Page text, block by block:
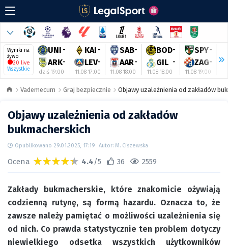
Wyniki na
żywo
20 live
Wszystkie
UNI -
ARK-
dziś 19:00
KAI -
LEV-
11.08 17:00
SAB-
AAR-
11.08 18:00
BOD-
GIL -
11.08 18:00
SPY-
ZAG-
11.08 19:00
Vademecum Graj bezpiecznie Objawy uzależnienia od zakładów
Objawy uzależnienia od zakładów
bukmacherskich
Opublikowano 29.01.2025, 17:19 Autor: M. Ciszewska
Ocena 4.4/5 36 2559
Zakłady bukmacherskie, które znakomicie ożywiają
codzienną rutynę, są formą hazardu. Oznacza to, że
zawsze należy pamiętać o możliwości uzależnienia się
od nich. Co prawda statystycznie ten problem dotyczy
niewielkiego odsetka wszystkich użytkowników